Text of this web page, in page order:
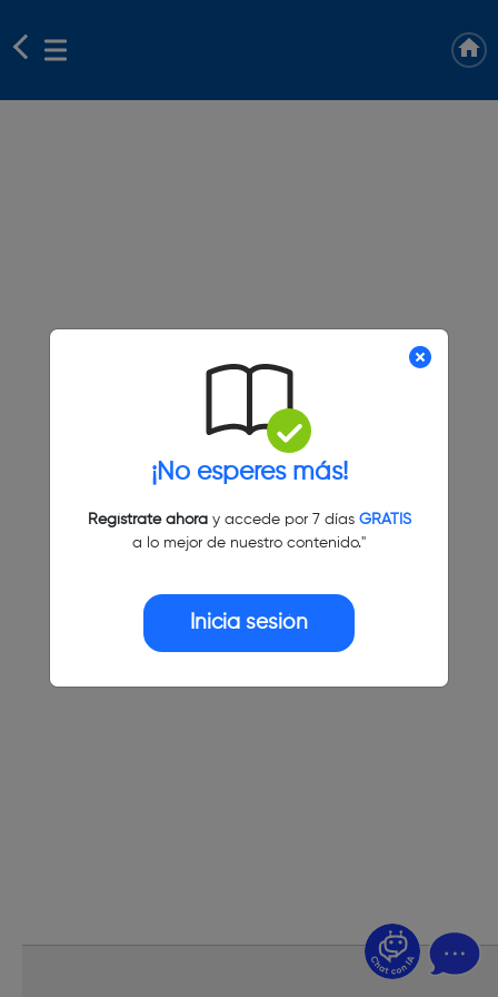
¡No esperes más!
Regístrate ahoray accede por 7 días GRATIS
a lo mejor de nuestro contenido."
Inicia sesión